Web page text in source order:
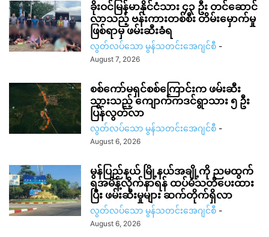
ခိုးဝင်မြန်မာနိုင်ငံသား ၄၃ ဦး တင်ဆောင်
လာသည့် ဗန်းကားတစ်စီး တိမ်းမှောက်မှု
ဖြစ်ရာမှ ဖမ်းဆီးခံရ
လွတ်လပ်သော မွန်သတင်းအေဂျင်စီ -
August 7, 2026
စစ်ကော်မရှင်စစ်ကြောင်းက ဖမ်းဆီး
သွားသည့် ကျောက်ကဒင်ရွာသား ၅ ဦး
ပြန်လွတ်လာ
လွတ်လပ်သော မွန်သတင်းအေဂျင်စီ -
August 6, 2026
မွန်ပြည်နယ် မြို့နယ်အချို့ကို ညမထွက်
ရအမိန့်လိုက်နာရန် ထပ်မံသတိပေးထား
ပြီး ဖမ်းဆီးမှုများ ဆက်တိုက်ရှိလာ
လွတ်လပ်သော မွန်သတင်းအေဂျင်စီ -
August 6, 2026